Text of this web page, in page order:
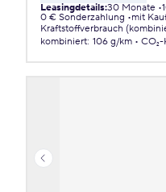
Leasingdetails:30 Monate
0 € Sonderzahlung
mit
Kraftstoffverbrauch
kombiniert: 106 g/km CO₂-